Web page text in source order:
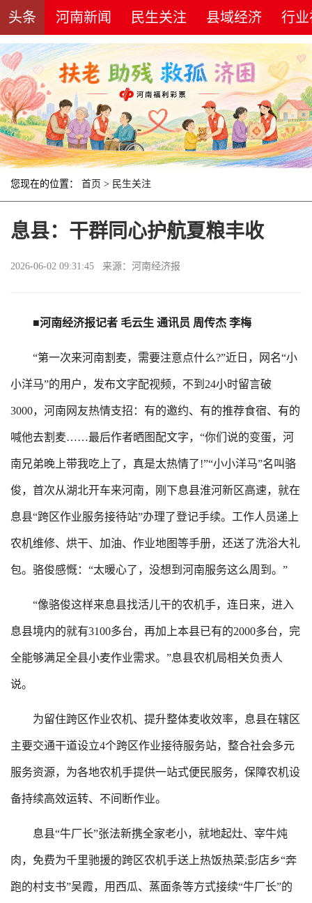
头条 河南新闻 民生关注 县域经济 行
您现在的位置： 首页 > 民生关注
息县：干群同心护航夏粮丰收
2026-06-02 09:31:45 来源：河南经济报
■河南经济报记者 毛云生 通讯员 周传杰 李梅
“第一次来河南割麦，需要注意点什么?”近日，网名“小
小洋马”的用户，发布文字配视频，不到24小时留言破
3000，河南网友热情支招：有的邀约、有的推荐食宿、有的
喊他去割麦……最后作者晒图配文字，“你们说的变蛋，河
南兄弟晚上带我吃上了，真是太热情了!”“小小洋马”名叫骆
俊，首次从湖北开车来河南，刚下息县淮河新区高速，就在
息县“跨区作业服务接待站”办理了登记手续。工作人员递上
农机维修、烘干、加油、作业地图等手册，还送了洗浴大礼
包。骆俊感慨：“太暖心了，没想到河南服务这么周到。”
“像骆俊这样来息县找活儿干的农机手，连日来，进入
息县境内的就有3100多台，再加上本县已有的2000多台，完
全能够满足全县小麦作业需求。”息县农机局相关负责人
说。
为留住跨区作业农机、提升整体麦收效率，息县在辖区
主要交通干道设立4个跨区作业接待服务站，整合社会多元
服务资源，为各地农机手提供一站式便民服务，保障农机设
备持续高效运转、不间断作业。
息县“牛厂长”张法新携全家老小，就地起灶、宰牛炖
肉，免费为千里驰援的跨区农机手送上热饭热菜;彭店乡“奔
跑的村支书”吴霞，用西瓜、蒸面条等方式接续“牛厂长”的